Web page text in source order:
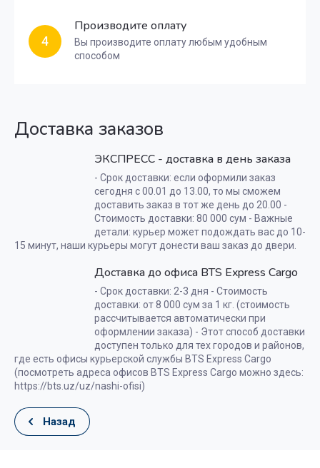
4
Производите оплату
Вы производите оплату любым удобным
способом
Доставка заказов
ЭКСПРЕСС - доставка в день заказа
- Срок доставки: если оформили заказ
сегодня с 00.01 до 13.00, то мы сможем
доставить заказ в тот же день до 20.00 -
Стоимость доставки: 80 000 сум - Важные
детали: курьер может подождать вас до 10-
15 минут, наши курьеры могут донести ваш заказ до двери.
Доставка до офиса BTS Express Cargo
- Срок доставки: 2-3 дня - Стоимость
доставки: от 8 000 сум за 1 кг. (стоимость
рассчитывается автоматически при
оформлении заказа) - Этот способ доставки
доступен только для тех городов и районов,
где есть офисы курьерской службы BTS Express Cargo
(посмотреть адреса офисов BTS Express Cargo можно здесь:
https://bts.uz/uz/nashi-ofisi)
Назад